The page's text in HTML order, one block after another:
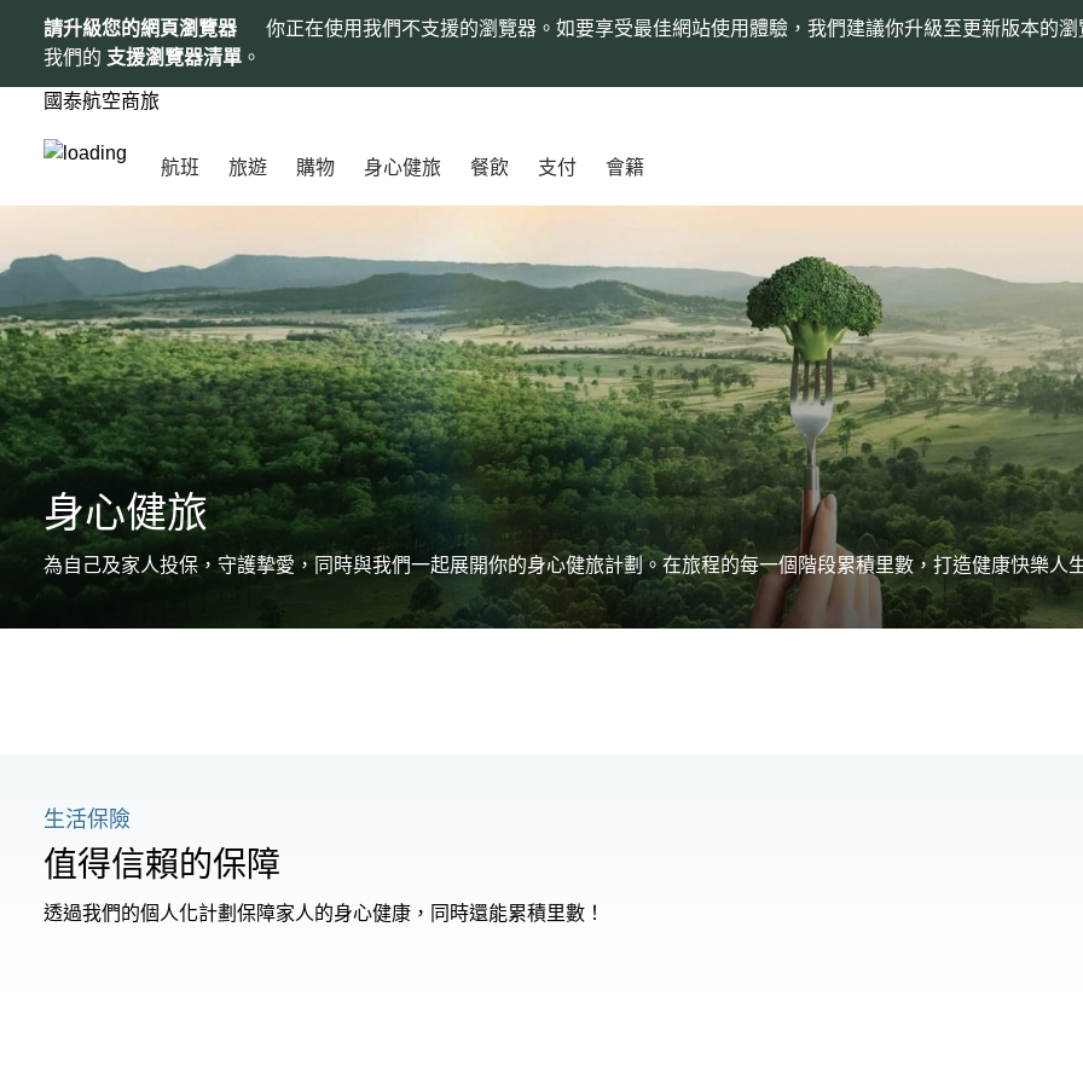
請升級您的網頁瀏覽器
你正在使用我們不支援的瀏覽器。如要享受最佳網站使用體驗，我們建議你升級至更新版本的
我們的 支援瀏覽器清單 。
國泰航空商旅
航班 旅遊 購物 身心健旅 餐飲 支付 會籍
身心健旅
為自己及家人投保，守護摯愛，同時與我們一起展開你的身心健旅計劃。在旅程的每一個階段累積里數，打造健康快樂人
生活保險
值得信賴的保障
透過我們的個人化計劃保障家人的身心健康，同時還能累積里數！